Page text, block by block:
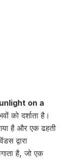
on a
को दर्शाता है।
है और एक ढहती
द्वारा
है, जो एक